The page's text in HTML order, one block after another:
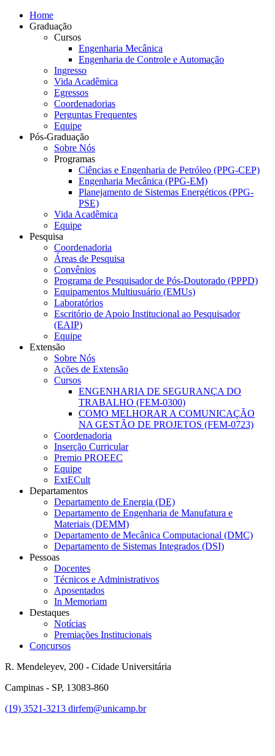
Home
Graduação
Cursos
Engenharia Mecânica
Engenharia de Controle e Automação
Ingresso
Vida Acadêmica
Egressos
Coordenadorias
Perguntas Frequentes
Equipe
Pós-Graduação
Sobre Nós
Programas
Ciências e Engenharia de Petróleo (PPG-CEP)
Engenharia Mecânica (PPG-EM)
Planejamento de Sistemas Energéticos (PPG-
PSE)
Vida Acadêmica
Equipe
Pesquisa
Coordenadoria
Áreas de Pesquisa
Convênios
Programa de Pesquisador de Pós-Doutorado (PPPD)
Equipamentos Multiusuário (EMUs)
Laboratórios
Escritório de Apoio Institucional ao Pesquisador
(EAIP)
Equipe
Extensão
Sobre Nós
Ações de Extensão
Cursos
ENGENHARIA DE SEGURANÇA DO
TRABALHO (FEM-0300)
COMO MELHORAR A COMUNICAÇÃO
NA GESTÃO DE PROJETOS (FEM-0723)
Coordenadoria
Inserção Curricular
Premio PROEEC
Equipe
ExtECult
Departamentos
Departamento de Energia (DE)
Departamento de Engenharia de Manufatura e
Materiais (DEMM)
Departamento de Mecânica Computacional (DMC)
Departamento de Sistemas Integrados (DSI)
Pessoas
Docentes
Técnicos e Administrativos
Aposentados
In Memoriam
Destaques
Notícias
Premiações Institucionais
Concursos
R. Mendeleyev, 200 - Cidade Universitária
Campinas - SP, 13083-860
(19) 3521-3213 dirfem@unicamp.br